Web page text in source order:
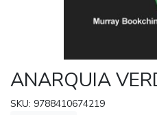
ANARQUIA
SKU: 9788410674219